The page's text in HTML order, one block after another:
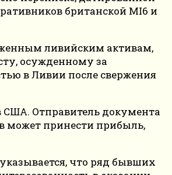
британской MI6 и
ливийским активам,
осужденному за
в Ливии после свержения
Отправитель документа
может принести прибыль,
что ряд бывших